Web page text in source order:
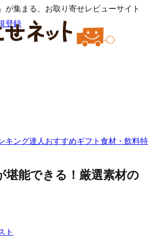
が集まる、お取り寄せレビューサイト
登録
キング達人おすすめギフト 食材・飲料特
堪能できる！厳選素材の
ト